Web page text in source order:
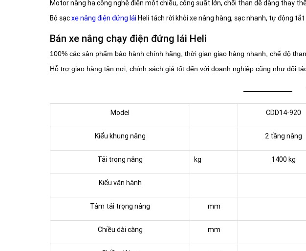
Motor nâng hạ công nghệ điện một chiều, công suất lớn, chổi than dễ dàng thay
Bộ sạcxe nâng điện đứng lái Heli tách rời khỏi xe nâng hàng, sạc nhanh, tự động tắt
Bán xe nâng chạy điện đứng lái Heli
100% các sản phẩm bảo hành chính hãng, thời gian giao hàng nhanh, chế độ
Hỗ trợ giao hàng tận nơi, chính sách giá tốt đến với doanh nghiệp cũng như đối
Model CDD14-920
Kiểu khung nâng 2 tầng nâng
Tải trọng nâng kg 1400 kg
Kiểu vận hành
Tâm tải trọng nâng mm
Chiều dài càng mm